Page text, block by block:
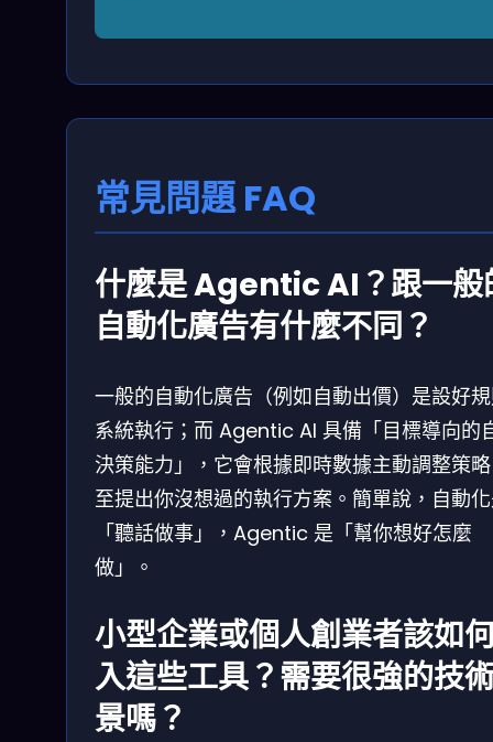
常見問題 FAQ
什麼是 Agentic AI？跟一般
自動化廣告有什麼不同？
一般的自動化廣告（例如自動出價）是設好
系統執行；而 Agentic AI 具備「目標導向的
決策能力」，它會根據即時數據主動調整策
至提出你沒想過的執行方案。簡單說，自動
「聽話做事」，Agentic 是「幫你想好怎麼
做」。
小型企業或個人創業者該如
入這些工具？需要很強的技
景嗎？